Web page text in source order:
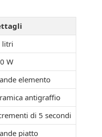
litri
W
elemento
antigraffio
di 5 secondi
piatto